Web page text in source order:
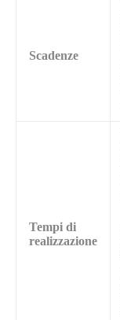
Scadenze
Tempi di
realizzazione